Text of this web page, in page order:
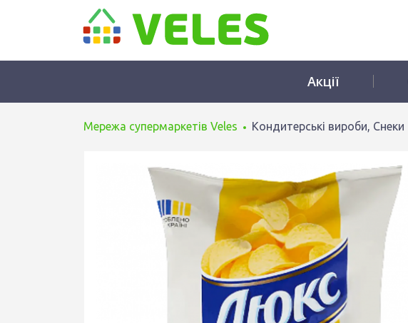
Акції
Мережа супермаркетів Veles Кондитерські вироби, Снеки